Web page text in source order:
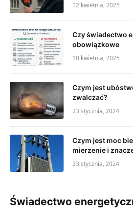
12 kwietnia, 2025
Czy świadectwo
obowiązkowe
10 kwietnia, 2025
Czym jest
zwalczać?
23 stycznia, 2024
Czym jest moc
mierzenie i
23 stycznia, 2024
Świadectwo